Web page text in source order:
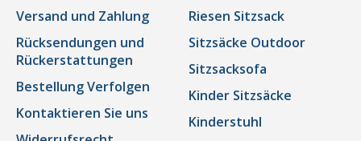
Versand und Zahlung
Rücksendungen und
Rückerstattungen
Bestellung Verfolgen
Kontaktieren Sie uns
Riesen Sitzsack
Sitzsäcke Outdoor
Sitzsacksofa
Kinder Sitzsäcke
Kinderstuhl